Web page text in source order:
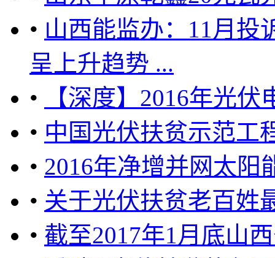
• 山西能监办：11月投
呈上升趋势 ...
•
【深度】2016年光
• 中国光伏扶贫示范工
• 2016年净增并网太阳
• 关于光伏扶贫老百姓
• 截至2017年1月底山